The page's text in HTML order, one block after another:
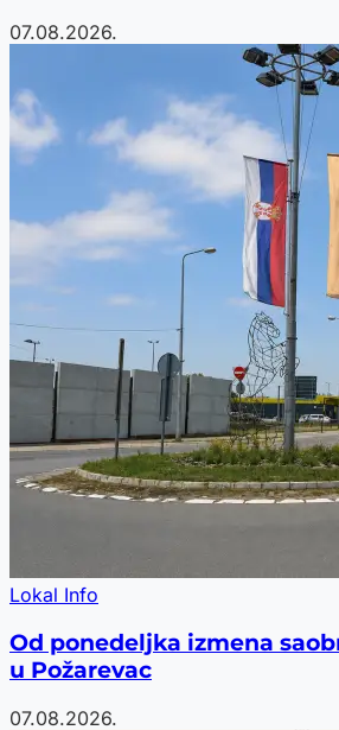
07.08.2026.
Lokal Info
Od ponedeljka izmena
u Požarevac
07.08.2026.